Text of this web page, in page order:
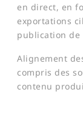
en direct, en
exportations
publication de
Alignement
compris des
contenu